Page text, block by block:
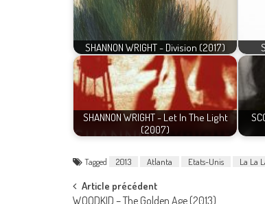
SHANNON WRIGHT - Division (2017)
SHANNON WRIGHT - Let In The Light
(2007)
Tagged 2013 Atlanta Etats-Unis La La
Post
Article précédent
WOODKID – The Golden Age (2013)